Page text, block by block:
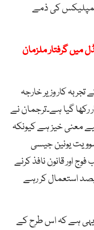
کمپلیکس کی ذمے
میں گرفتار ملزمان
کار وزیر خارجہ
رکھا گیا ہے۔ترجمان نے
معنی خیز ہے کیونکہ
سوویت یونین جیسی
اور قانون نافذ کرنے
ریاستی اخراجات کا 7.4فیصد استعمال کر رہے
یہی ہے کہ اس طرح کے